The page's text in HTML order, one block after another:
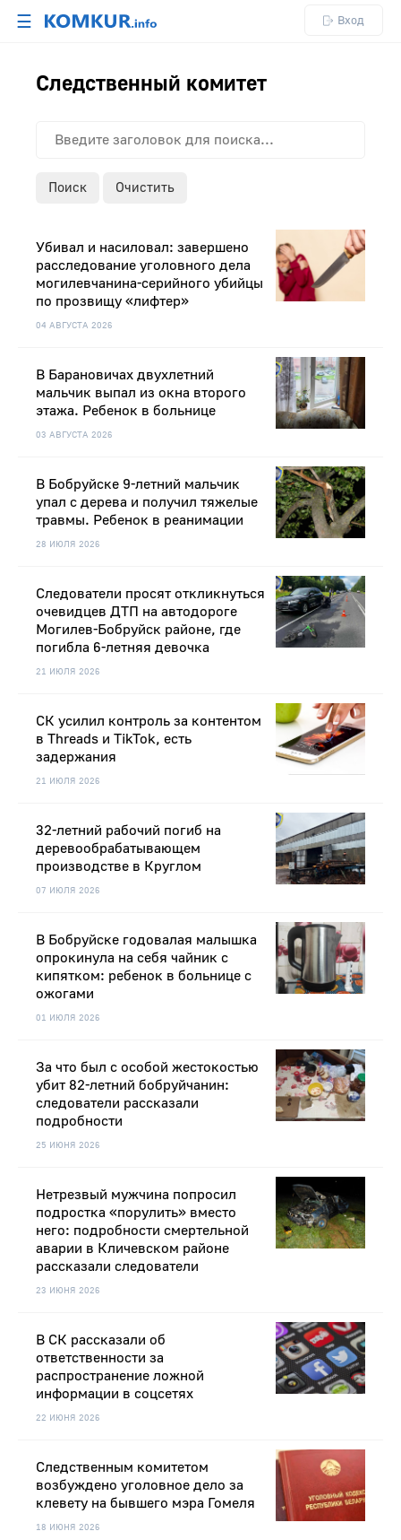
☰ Вход
Следственный комитет
Поиск Очистить
04 АВГУСТА 2026
Убивал и насиловал: завершено
расследование уголовного дела
могилевчанина-серийного убийцы
по прозвищу «лифтер»
03 АВГУСТА 2026
В Барановичах двухлетний
мальчик выпал из окна второго
этажа. Ребенок в больнице
28 ИЮЛЯ 2026
В Бобруйске 9-летний мальчик
упал с дерева и получил тяжелые
травмы. Ребенок в реанимации
21 ИЮЛЯ 2026
Следователи просят откликнуться
очевидцев ДТП на автодороге
Могилев-Бобруйск районе, где
погибла 6-летняя девочка
21 ИЮЛЯ 2026
СК усилил контроль за контентом
в Threads и TikTok, есть
задержания
07 ИЮЛЯ 2026
32-летний рабочий погиб на
деревообрабатывающем
производстве в Круглом
01 ИЮЛЯ 2026
В Бобруйске годовалая малышка
опрокинула на себя чайник с
кипятком: ребенок в больнице с
ожогами
25 ИЮНЯ 2026
За что был с особой жестокостью
убит 82-летний бобруйчанин:
следователи рассказали
подробности
23 ИЮНЯ 2026
Нетрезвый мужчина попросил
подростка «порулить» вместо
него: подробности смертельной
аварии в Кличевском районе
рассказали следователи
22 ИЮНЯ 2026
В СК рассказали об
ответственности за
распространение ложной
информации в соцсетях
18 ИЮНЯ 2026
Следственным комитетом
возбуждено уголовное дело за
клевету на бывшего мэра Гомеля